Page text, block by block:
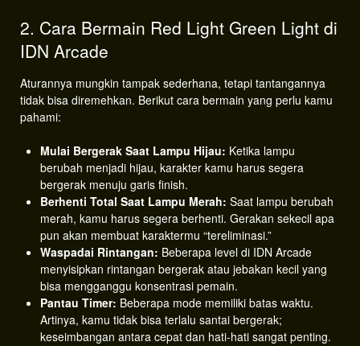
2. Cara Bermain Red Light Green Light di
IDN Arcade
Aturannya mungkin tampak sederhana, tetapi tantangannya
tidak bisa diremehkan. Berikut cara bermain yang perlu kamu
pahami:
Mulai Bergerak Saat Lampu Hijau: Ketika lampu
berubah menjadi hijau, karakter kamu harus segera
bergerak menuju garis finish.
Berhenti Total Saat Lampu Merah: Saat lampu berubah
merah, kamu harus segera berhenti. Gerakan sekecil apa
pun akan membuat karaktermu “tereliminasi.”
Waspadai Rintangan: Beberapa level di IDN Arcade
menyisipkan rintangan bergerak atau jebakan kecil yang
bisa mengganggu konsentrasi pemain.
Pantau Timer: Beberapa mode memiliki batas waktu.
Artinya, kamu tidak bisa terlalu santai bergerak;
keseimbangan antara cepat dan hati-hati sangat penting.